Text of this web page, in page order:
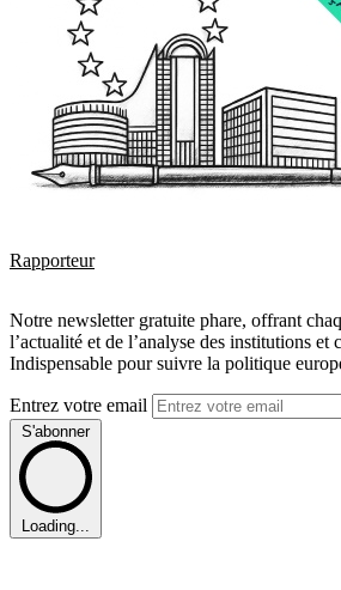
Rapporteur
Notre newsletter gratuite phare, offrant
l’actualité et de l’analyse des institutions et
Indispensable pour suivre la politique
Entrez votre email
S'abonner
Loading...